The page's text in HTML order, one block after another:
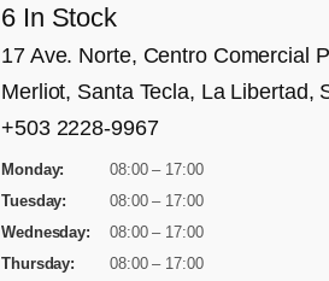
6 In Stock
17 Ave. Norte, Centro Comercial
Merliot, Santa Tecla, La Libertad,
+503 2228-9967
Monday:
08:00 – 17:00
Tuesday:
08:00 – 17:00
Wednesday:
08:00 – 17:00
Thursday:
08:00 – 17:00